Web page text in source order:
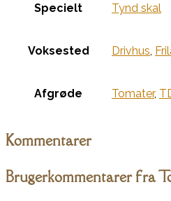
Specielt Tynd skal
Voksested Drivhus
Afgrøde Tomater,
Kommentarer
Brugerkommentarer fra